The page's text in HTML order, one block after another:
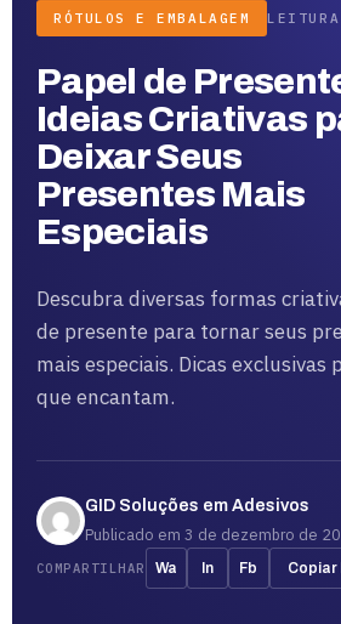
RÓTULOS E EMBALAGEM
Papel de
Ideias Criativas
Deixar Seus
Presentes Mais
Especiais
Descubra diversas formas
de presente para tornar seus
mais especiais. Dicas exclusivas
que encantam.
GID Soluções em Adesivos
Publicado em 3 de dezembro de
COMPARTILHAR Wa In Fb Copiar